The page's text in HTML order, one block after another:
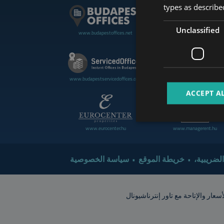
www.budapestoffices.net
www.budapestservicedoffices.com
www.managerent.hu
www.eurocenter.hu
خريطة الموقع سياسة الخصوصية
types as
Unclassified
ACCEPT